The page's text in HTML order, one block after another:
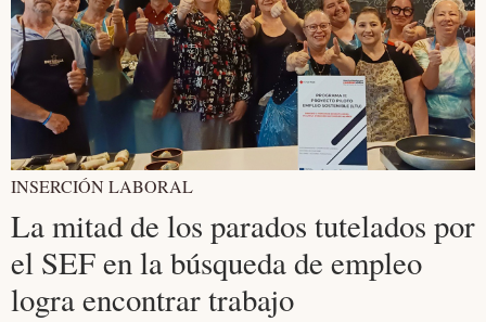
INSERCIÓN LABORAL
La mitad de los parados tutelados por
el SEF en la búsqueda de empleo
logra encontrar trabajo